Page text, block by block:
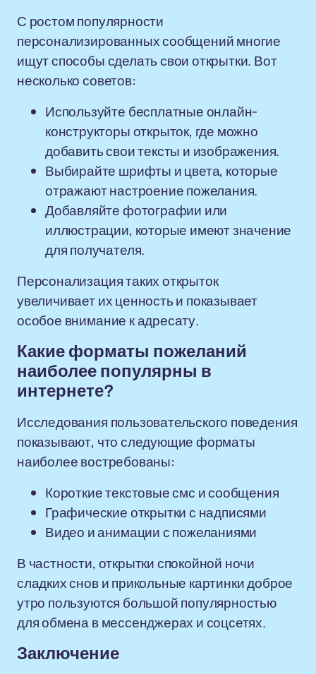
С ростом популярности
персонализированных сообщений многие
ищут способы сделать свои открытки. Вот
несколько советов:
Используйте бесплатные онлайн-
конструкторы открыток, где можно
добавить свои тексты и изображения.
Выбирайте шрифты и цвета, которые
отражают настроение пожелания.
Добавляйте фотографии или
иллюстрации, которые имеют значение
для получателя.
Персонализация таких открыток
увеличивает их ценность и показывает
особое внимание к адресату.
Какие форматы пожеланий
наиболее популярны в
интернете?
Исследования пользовательского поведения
показывают, что следующие форматы
наиболее востребованы:
Короткие текстовые смс и сообщения
Графические открытки с надписями
Видео и анимации с пожеланиями
В частности, открытки спокойной ночи
сладких снов и прикольные картинки доброе
утро пользуются большой популярностью
для обмена в мессенджерах и соцсетях.
Заключение